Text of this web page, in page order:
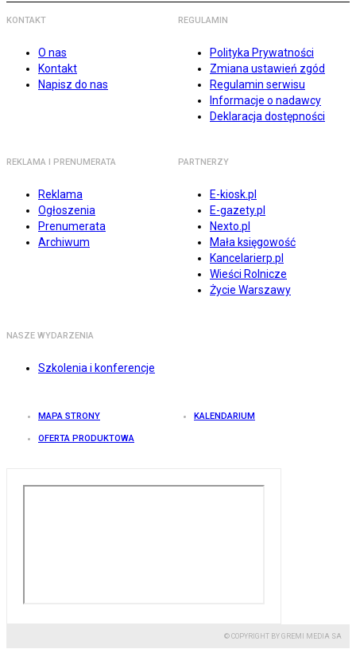
KONTAKT
O nas
Kontakt
Napisz do nas
REGULAMIN
Polityka Prywatności
Zmiana ustawień zgód
Regulamin serwisu
Informacje o nadawcy
Deklaracja dostępności
REKLAMA I PRENUMERATA
Reklama
Ogłoszenia
Prenumerata
Archiwum
PARTNERZY
E-kiosk.pl
E-gazety.pl
Nexto.pl
Mała księgowość
Kancelarierp.pl
Wieści Rolnicze
Życie Warszawy
NASZE WYDARZENIA
Szkolenia i konferencje
MAPA STRONY KALENDARIUM
OFERTA PRODUKTOWA
© COPYRIGHT BY GREMI MEDIA SA